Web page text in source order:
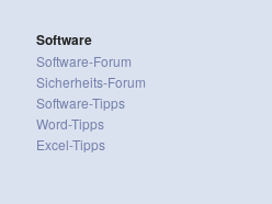
Software
Software-Forum
Sicherheits-Forum
Software-Tipps
Word-Tipps
Excel-Tipps